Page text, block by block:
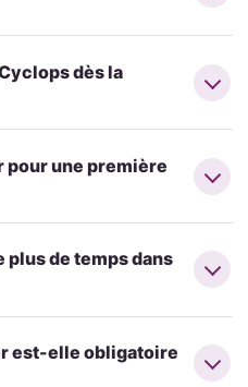
dès la
pour une première
de temps dans
est-elle obligatoire